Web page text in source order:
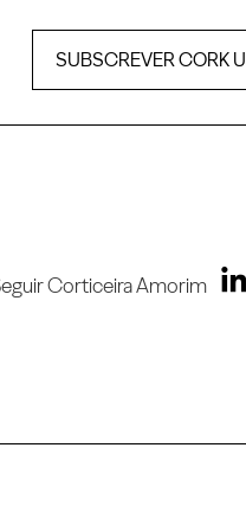
SUBSCREVER CORK
Corticeira Amorim